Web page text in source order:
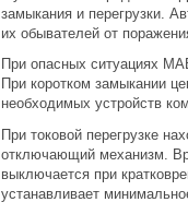
замыкания и перегрузки.
их обывателей от
При опасных ситуациях
При коротком замыкании
необходимых устройств
При токовой перегрузке
отключающий механизм.
выключается при
устанавливает